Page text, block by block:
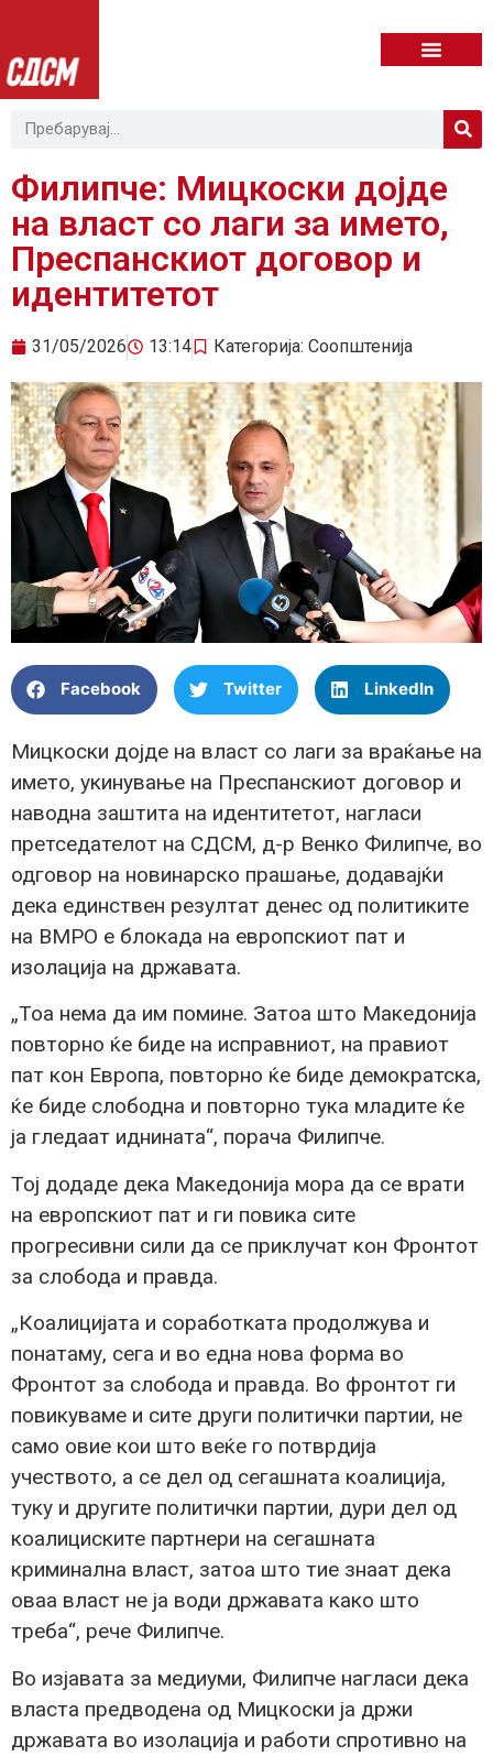
Филипче: Мицкоски дојде
на власт со лаги за името,
Преспанскиот договор и
идентитетот
31/05/2026 13:14 Категорија: Соопштенија
Facebook Twitter LinkedIn
Мицкоски дојде на власт со лаги за враќање на
името, укинување на Преспанскиот договор и
наводна заштита на идентитетот, нагласи
претседателот на СДСМ, д-р Венко Филипче, во
одговор на новинарско прашање, додавајќи
дека единствен резултат денес од политиките
на ВМРО е блокада на европскиот пат и
изолација на државата.
„Тоа нема да им помине. Затоа што Македонија
повторно ќе биде на исправниот, на правиот
пат кон Европа, повторно ќе биде демократска,
ќе биде слободна и повторно тука младите ќе
ја гледаат иднината“, порача Филипче.
Тој додаде дека Македонија мора да се врати
на европскиот пат и ги повика сите
прогресивни сили да се приклучат кон Фронтот
за слобода и правда.
„Коалицијата и соработката продолжува и
понатаму, сега и во една нова форма во
Фронтот за слобода и правда. Во фронтот ги
повикуваме и сите други политички партии, не
само овие кои што веќе го потврдија
учеството, а се дел од сегашната коалиција,
туку и другите политички партии, дури дел од
коалициските партнери на сегашната
криминална власт, затоа што тие знаат дека
оваа власт не ја води државата како што
треба“, рече Филипче.
Во изјавата за медиуми, Филипче нагласи дека
власта предводена од Мицкоски ја држи
државата во изолација и работи спротивно на